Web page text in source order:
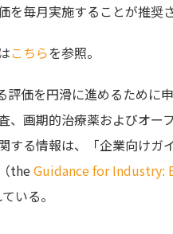
を毎月実施することが推奨
こちらを参照。
評価を円滑に進めるために
、画期的治療薬およびオ
する情報は、「企業向け
theGuidance for Industry:
いる。